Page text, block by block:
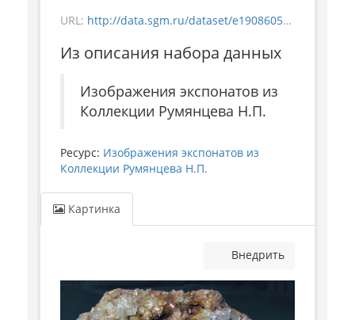
URL: http://data.sgm.ru/dataset/e1908605-67c3-4add-a6a7-6c288953c91e/resource/e515cf0a-a8f4-4425-b578-995d309fd4f0/download/mineral_28836.jpg
Из описания набора данных
Изображения экспонатов из
Коллекции Румянцева Н.П.
Ресурс: Изображения экспонатов из
Коллекции Румянцева Н.П.
Картинка
Внедрить